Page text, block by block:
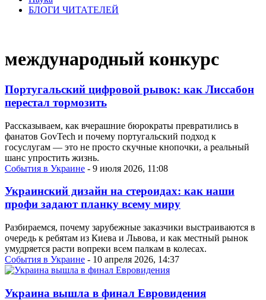
БЛОГИ ЧИТАТЕЛЕЙ
международный конкурс
Португальский цифровой рывок: как Лиссабон
перестал тормозить
Рассказываем, как вчерашние бюрократы превратились в
фанатов GovTech и почему португальский подход к
госуслугам — это не просто скучные кнопочки, а реальный
шанс упростить жизнь.
События в Украине - 9 июля 2026, 11:08
Украинский дизайн на стероидах: как наши
профи задают планку всему миру
Разбираемся, почему зарубежные заказчики выстраиваются в
очередь к ребятам из Киева и Львова, и как местный рынок
умудряется расти вопреки всем палкам в колесах.
События в Украине - 10 апреля 2026, 14:37
Украина вышла в финал Евровидения